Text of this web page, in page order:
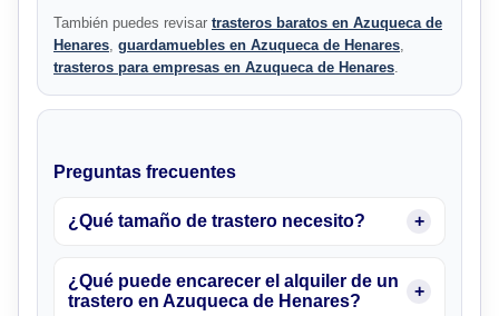
También puedes revisar trasteros baratos en Azuqueca de
Henares, guardamuebles en Azuqueca de Henares,
trasteros para empresas en Azuqueca de Henares.
Preguntas frecuentes
¿Qué tamaño de trastero necesito?
¿Qué puede encarecer el alquiler de un
trastero en Azuqueca de Henares?